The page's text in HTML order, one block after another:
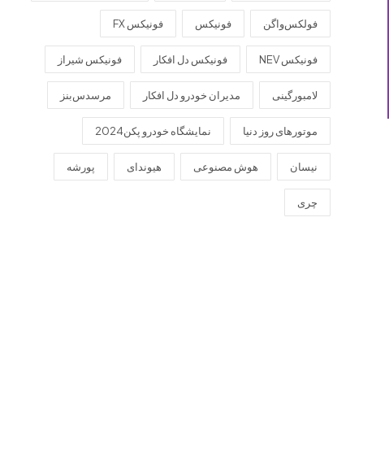
فولکس‌واگن فونیکس فونیکس FX
فونیکس NEV فونیکس دل افکار فونیکس شیراز
لامبورگینی مدیران خودرو دل افکار مرسدس‌بنز
موتورهای روز دنیا نمایشگاه خودرو پکن2024
نیسان هوش مصنوعی هیوندای پورشه
چری